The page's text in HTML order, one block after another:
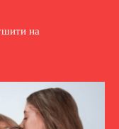
на